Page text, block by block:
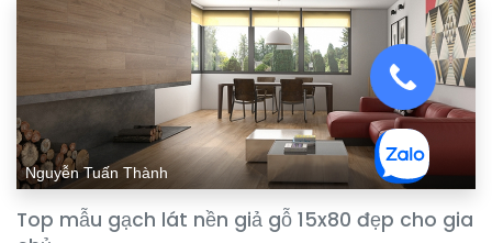
Nguyễn Tuấn Thành
Top mẫu gạch lát nền giả gỗ 15x80 đẹp cho gia